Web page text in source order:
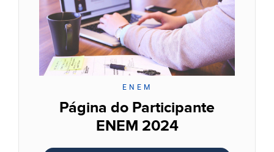
ENEM
Página do Participante
ENEM 2024